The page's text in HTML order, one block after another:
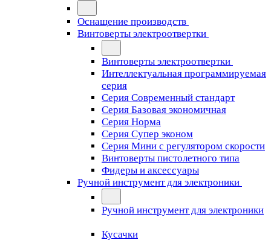
Оснащение производств
Винтоверты электроотвертки
Винтоверты электроотвертки
Интеллектуальная программируемая
серия
Серия Современный стандарт
Серия Базовая экономичная
Серия Норма
Серия Cупер эконом
Серия Мини с регулятором скорости
Винтоверты пистолетного типа
Фидеры и аксессуары
Ручной инструмент для электроники
Ручной инструмент для электроники
Кусачки